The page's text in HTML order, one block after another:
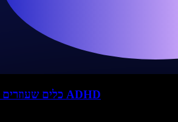
כלים שעוזרים בקריאה לאנשים עם ADHD